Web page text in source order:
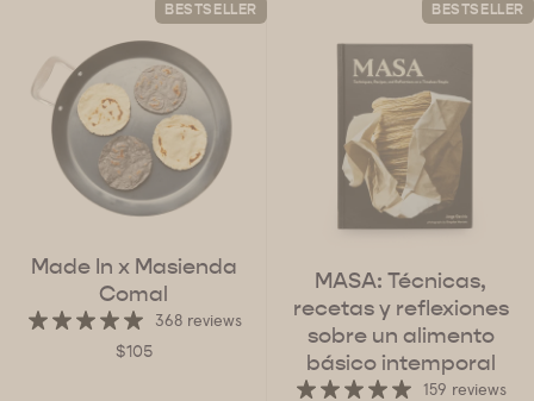
BESTSELLER
Made In x Masienda
Comal
368 reviews
$105
BESTSELLER
MASA: Técnicas,
recetas y reflexiones
sobre un alimento
básico intemporal
159 reviews